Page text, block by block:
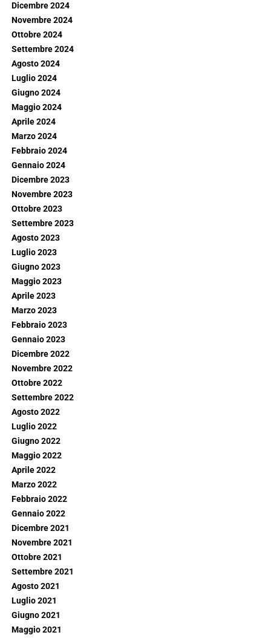
Dicembre 2024
Novembre 2024
Ottobre 2024
Settembre 2024
Agosto 2024
Luglio 2024
Giugno 2024
Maggio 2024
Aprile 2024
Marzo 2024
Febbraio 2024
Gennaio 2024
Dicembre 2023
Novembre 2023
Ottobre 2023
Settembre 2023
Agosto 2023
Luglio 2023
Giugno 2023
Maggio 2023
Aprile 2023
Marzo 2023
Febbraio 2023
Gennaio 2023
Dicembre 2022
Novembre 2022
Ottobre 2022
Settembre 2022
Agosto 2022
Luglio 2022
Giugno 2022
Maggio 2022
Aprile 2022
Marzo 2022
Febbraio 2022
Gennaio 2022
Dicembre 2021
Novembre 2021
Ottobre 2021
Settembre 2021
Agosto 2021
Luglio 2021
Giugno 2021
Maggio 2021